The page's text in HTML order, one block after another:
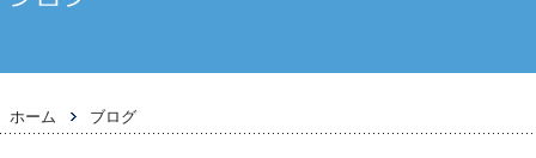
ホーム >
ブログ